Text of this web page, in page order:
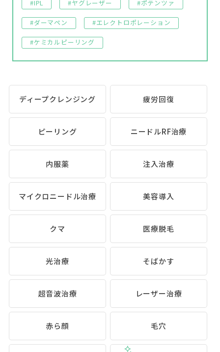
#IPL #ヤグレーザー #ポテンツァ
#ダーマペン #エレクトロポレーション
#ケミカルピーリング
ディープクレンジング 疲労回復
ピーリング ニードルRF治療
内服薬 注入治療
マイクロニードル治療 美容導入
クマ 医療脱毛
光治療 そばかす
超音波治療 レーザー治療
赤ら顔 毛穴